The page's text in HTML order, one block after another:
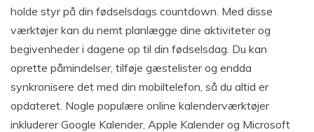
holde styr på din fødselsdags countdown. Med disse
værktøjer kan du nemt planlægge dine aktiviteter og
begivenheder i dagene op til din fødselsdag. Du kan
oprette påmindelser, tilføje gæstelister og endda
synkronisere det med din mobiltelefon, så du altid er
opdateret. Nogle populære online kalenderværktøjer
inkluderer Google Kalender, Apple Kalender og Microsoft